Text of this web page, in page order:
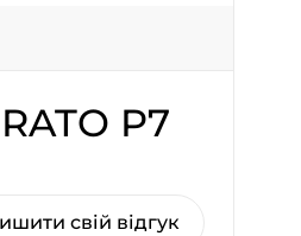
P7
свій відгук